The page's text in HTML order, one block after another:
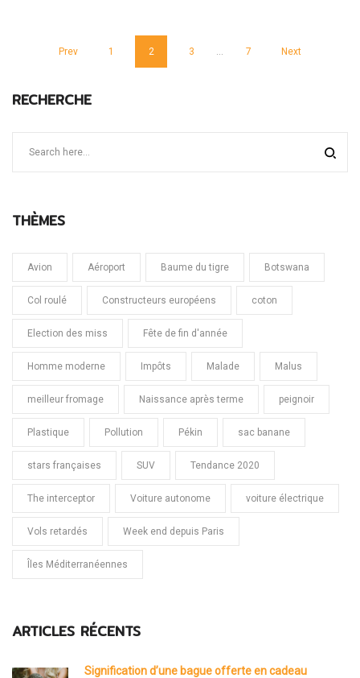
Prev 1 2 3 … 7 Next
RECHERCHE
THÈMES
Avion Aéroport Baume du tigre Botswana
Col roulé Constructeurs européens coton
Election des miss Fête de fin d'année
Homme moderne Impôts Malade Malus
meilleur fromage Naissance après terme peignoir
Plastique Pollution Pékin sac banane
stars françaises SUV Tendance 2020
The interceptor Voiture autonome voiture électrique
Vols retardés Week end depuis Paris
Îles Méditerranéennes
ARTICLES RÉCENTS
Signification d’une bague offerte en cadeau